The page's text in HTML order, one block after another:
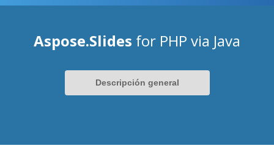
Aspose.Slides for PHP via Java
Descripción general